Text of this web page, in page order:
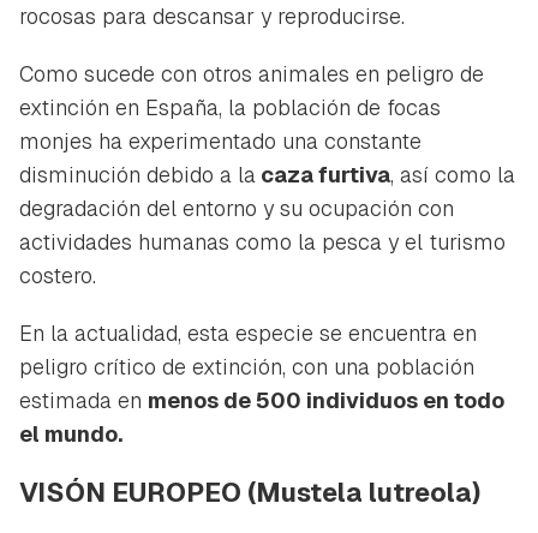
rocosas para descansar y reproducirse.
Como sucede con otros animales en peligro de
extinción en España, la población de focas
monjes ha experimentado una constante
disminución debido a la caza furtiva, así como la
degradación del entorno y su ocupación con
actividades humanas como la pesca y el turismo
costero.
En la actualidad, esta especie se encuentra en
peligro crítico de extinción, con una población
estimada en menos de 500 individuos en todo
el mundo.
VISÓN EUROPEO (Mustela lutreola)